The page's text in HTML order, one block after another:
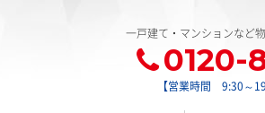
一戸建て・マンションなど
0120-
【営業時間 9:30～